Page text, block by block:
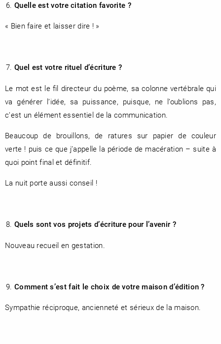
Quelle est votre citation favorite ?
« Bien faire et laisser dire ! »
Quel est votre rituel d’écriture ?
Le mot est le fil directeur du poème, sa colonne vertébrale qui
va générer l’idée, sa puissance, puisque, ne l’oublions pas,
c’est un élément essentiel de la communication.
Beaucoup de brouillons, de ratures sur papier de couleur
verte ! puis ce que j’appelle la période de macération – suite à
quoi point final et définitif.
La nuit porte aussi conseil !
Quels sont vos projets d’écriture pour l’avenir ?
Nouveau recueil en gestation.
Comment s’est fait le choix de votre maison d’édition ?
Sympathie réciproque, ancienneté et sérieux de la maison.